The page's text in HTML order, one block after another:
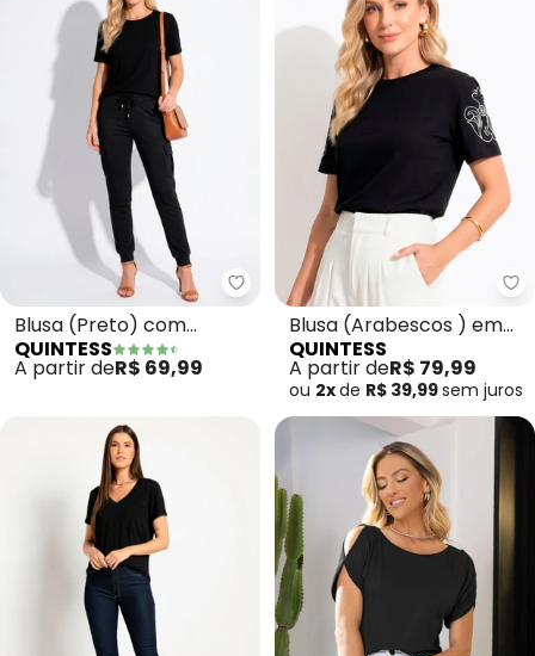
Quintess - Blusa (Preto) com
Blusa (Preto) com
Mangas Curtas
QUINTESS
A partir deR$ 69,99
Blusa (Arabescos ) em
Malha de Algodão
QUINTESS
A partir deR$ 79,99
ou 2xde R$ 39,99sem juros